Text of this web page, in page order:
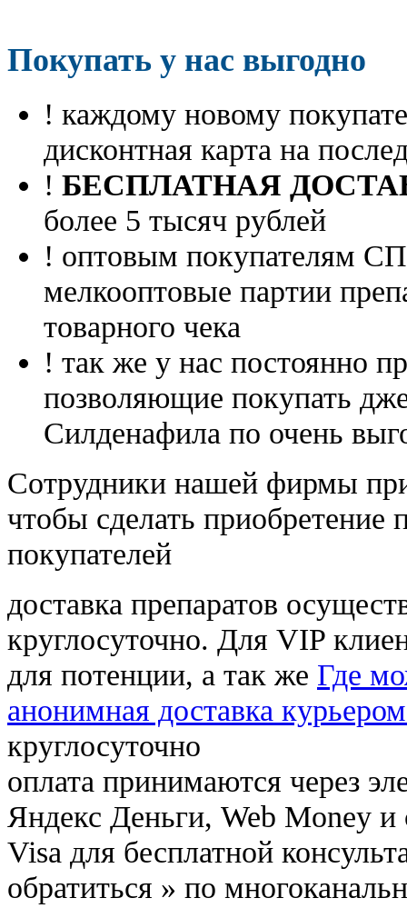
Покупать у нас выгодно
! каждому новому
дисконтная карта на
! БЕСПЛАТНАЯ
более 5 тысяч рублей
! оптовым покупателям
мелкооптовые партии
товарного чека
! так же у нас постоянно
позволяющие покупать
Силденафила по очень
Cотрудники нашей фирмы
чтобы сделать приобретение
покупателей
доставка препаратов
круглосуточно. Для VIP
для потенции, а так же Где
анонимная доставка
круглосуточно
оплата принимаются через
Яндекс Деньги, Web Money и
Visa для бесплатной
обратиться » по